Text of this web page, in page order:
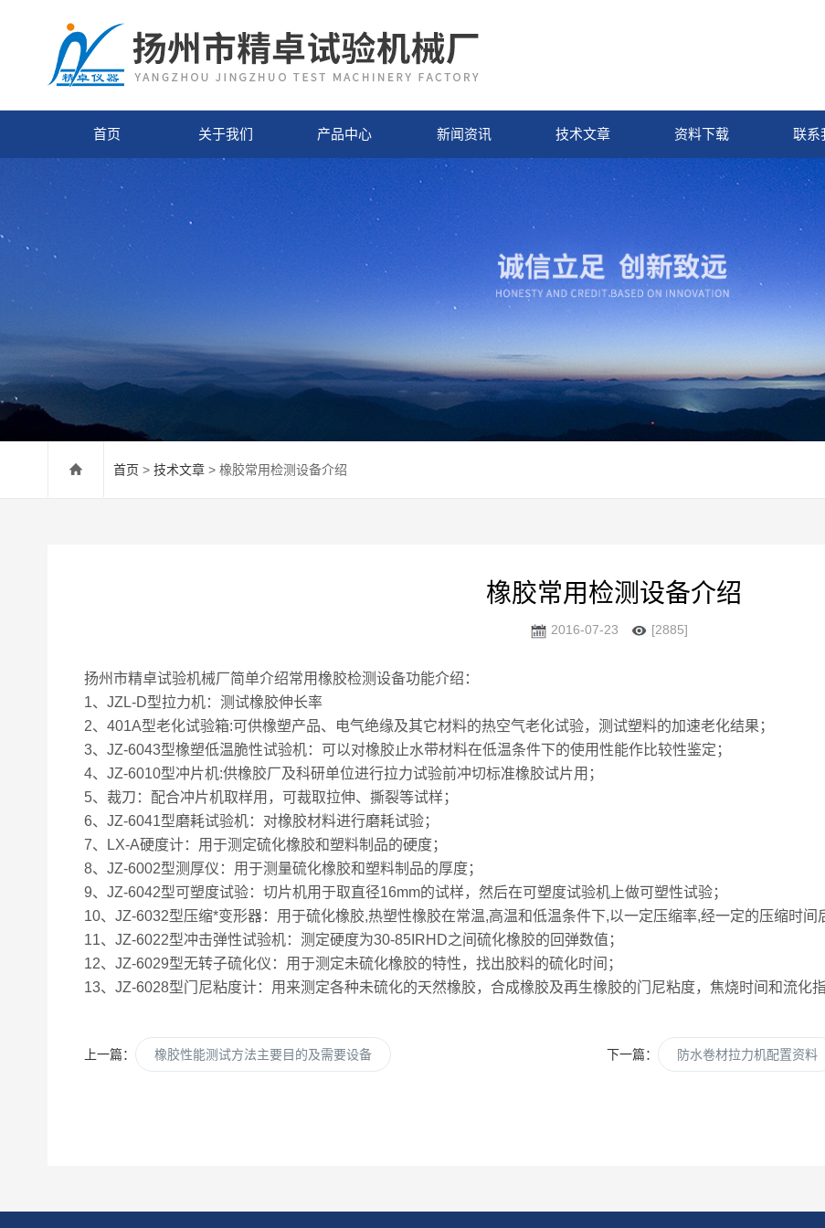
首页 关于我们 产品中心 新闻资讯 技术文章 资料下载 联系
首页 > 技术文章 > 橡胶常用检测设备介绍
橡胶常用检测设备介绍
2016-07-23 [2885]
扬州市精卓试验机械厂简单介绍常用橡胶检测设备功能介绍：
1、JZL-D型拉力机：测试橡胶伸长率
2、401A型老化试验箱:可供橡塑产品、电气绝缘及其它材料的热空气老化试验，测试塑料的加速老化结果；
3、JZ-6043型橡塑低温脆性试验机：可以对橡胶止水带材料在低温条件下的使用性能作比较性鉴定；
4、JZ-6010型冲片机:供橡胶厂及科研单位进行拉力试验前冲切标准橡胶试片用；
5、裁刀：配合冲片机取样用，可裁取拉伸、撕裂等试样；
6、JZ-6041型磨耗试验机：对橡胶材料进行磨耗试验；
7、LX-A硬度计：用于测定硫化橡胶和塑料制品的硬度；
8、JZ-6002型测厚仪：用于测量硫化橡胶和塑料制品的厚度；
9、JZ-6042型可塑度试验：切片机用于取直径16mm的试样，然后在可塑度试验机上做可塑性试验；
10、JZ-6032型压缩*变形器：用于硫化橡胶,热塑性橡胶在常温,高温和低温条件下,以一定压缩率,经一定的压缩时间
11、JZ-6022型冲击弹性试验机：测定硬度为30-85IRHD之间硫化橡胶的回弹数值；
12、JZ-6029型无转子硫化仪：用于测定未硫化橡胶的特性，找出胶料的硫化时间；
13、JZ-6028型门尼粘度计：用来测定各种未硫化的天然橡胶，合成橡胶及再生橡胶的门尼粘度，焦烧时间和流化指
上一篇： 橡胶性能测试方法主要目的及需要设备 下一篇： 防水卷材拉力机配置资料